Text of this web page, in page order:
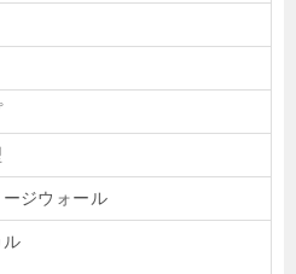
ジウォール
ル